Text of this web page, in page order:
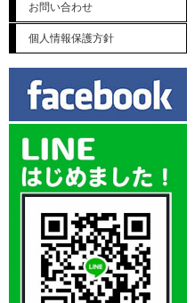
お問い合わせ
個人情報保護方針